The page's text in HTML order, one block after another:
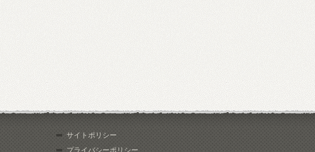
サイトポリシー
プライバシーポリシー